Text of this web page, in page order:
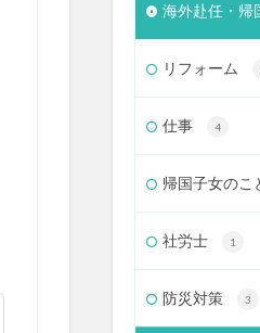
海外赴任・帰
リフォーム
仕事 4
帰国子女のこ
社労士 1
防災対策 3